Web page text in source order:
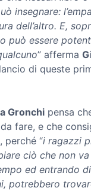
insegnare:
dell’altro. E,
può essere
” afferma
di queste
Gronchi pensa
da fare, e che
perché “i ragazzi
ciò che non
ed entrando
potrebbero